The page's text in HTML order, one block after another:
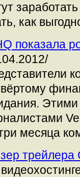
как
показала
месяца
трейлера